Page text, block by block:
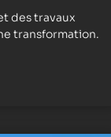
des travaux
transformation.